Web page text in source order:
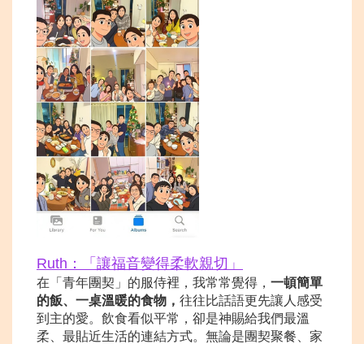
Ruth：「讓福音變得柔軟親切」
在「青年團契」的服侍裡，我常常覺得， 一頓簡單
的飯、一桌溫暖的食物， 往往比話語更先讓人感受
到主的愛。飲食看似平常，卻是神賜給我們最溫
柔、最貼近生活的連結方式。無論是團契聚餐、家